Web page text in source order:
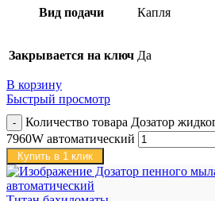
Вид подачи Капля
Закрывается на ключ Да
В корзину
Быстрый просмотр
Количество товара Дозатор
7960W автоматический
Купить в 1 клик